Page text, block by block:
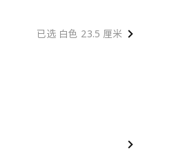
已选 白色 23.5 厘米